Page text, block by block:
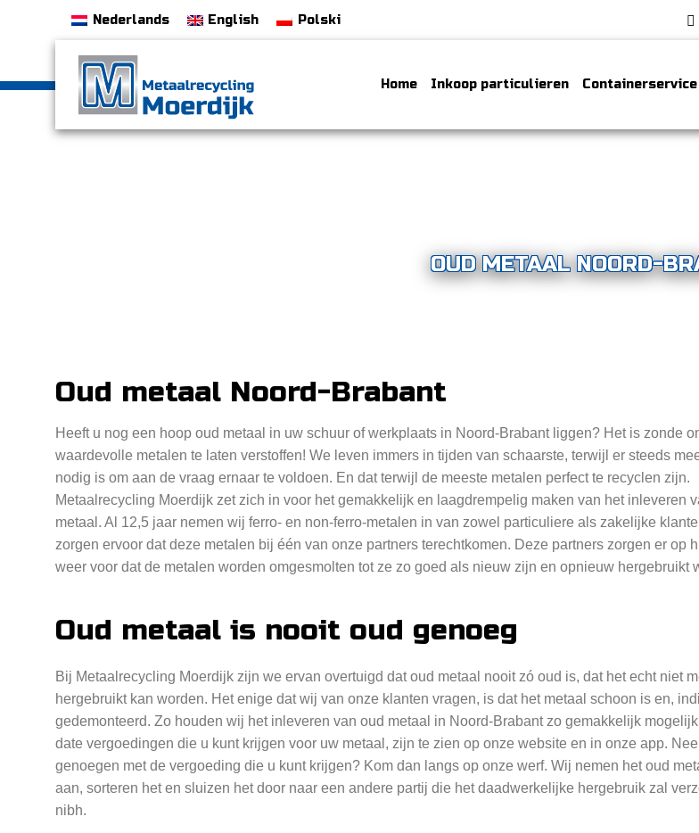
Nederlands English Polski
Home Inkoop particulieren Containerservice
OUD METAAL NOORD-
Oud metaal Noord-Brabant
Heeft u nog een hoop oud metaal in uw schuur of werkplaats in Noord-Brabant liggen? Het is zonde
waardevolle metalen te laten verstoffen! We leven immers in tijden van schaarste, terwijl er steeds
nodig is om aan de vraag ernaar te voldoen. En dat terwijl de meeste metalen perfect te recyclen zijn.
Metaalrecycling Moerdijk zet zich in voor het gemakkelijk en laagdrempelig maken van het inleveren
metaal. Al 12,5 jaar nemen wij ferro- en non-ferro-metalen in van zowel particuliere als zakelijke
zorgen ervoor dat deze metalen bij één van onze partners terechtkomen. Deze partners zorgen er op
weer voor dat de metalen worden omgesmolten tot ze zo goed als nieuw zijn en opnieuw hergebruikt
Oud metaal is nooit oud genoeg
Bij Metaalrecycling Moerdijk zijn we ervan overtuigd dat oud metaal nooit zó oud is, dat het echt niet
hergebruikt kan worden. Het enige dat wij van onze klanten vragen, is dat het metaal schoon is en,
gedemonteerd. Zo houden wij het inleveren van oud metaal in Noord-Brabant zo gemakkelijk
date vergoedingen die u kunt krijgen voor uw metaal, zijn te zien op onze website en in onze app.
genoegen met de vergoeding die u kunt krijgen? Kom dan langs op onze werf. Wij nemen het oud
aan, sorteren het en sluizen het door naar een andere partij die het daadwerkelijke hergebruik zal
nibh.